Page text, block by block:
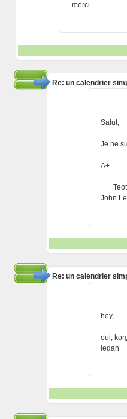
merci
Re: un calendrier
Salut,
Je ne
A+
John
Re: un calendrier
hey,
oui,
ledan